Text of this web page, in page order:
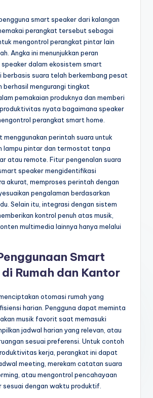
smart speaker dari kalangan
perangkat tersebut sebagai
mengontrol perangkat pintar lain
Angka ini menunjukkan peran
dalam ekosistem smart
berbasis suara telah berkembang pesat
berhasil mengurangi tingkat
pemakaian produknya dan memberi
nyata bagaimana speaker
perangkat smart home.
menggunakan perintah suara untuk
lampu pintar dan termostat tanpa
atau remote. Fitur pengenalan suara
speaker mengidentifikasi
akurat, memproses perintah dengan
pengalaman berdasarkan
Selain itu, integrasi dengan sistem
kontrol penuh atas musik,
multimedia lainnya hanya melalui
Smart
Rumah dan Kantor
otomasi rumah yang
harian. Pengguna dapat meminta
musik favorit saat memasuki
jadwal harian yang relevan, atau
sesuai preferensi. Untuk contoh
kerja, perangkat ini dapat
meeting, merekam catatan suara
atau mengontrol pencahayaan
sesuai dengan waktu produktif.